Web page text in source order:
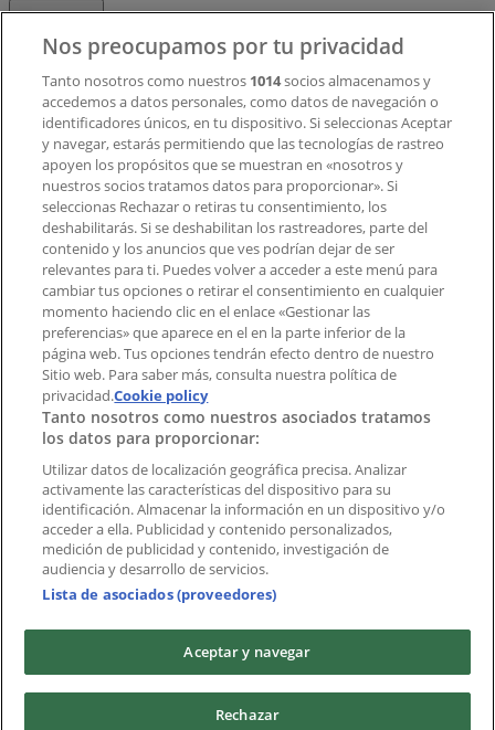
Contacto comercial y de marketing
Tienda mal colocada en el mapa
Notificar un folleto
¿Encontraste un problema en la web o en la
aplicación?
Índices
Marcas
Marcas locales
Negocios
Negocios cercanos
Productos
Productos locales
Ciudades
Descargar la APP Tiendeo
Copyright © Tiendeo ® 2026 · Shopfully Marketing S.L.U. –
Nos preocupamos por tu privacidad
Tanto nosotros como nuestros 1014socios almacenamos y
accedemos a datos personales, como datos de navegación o
identificadores únicos, en tu dispositivo. Si seleccionas Aceptar
y navegar, estarás permitiendo que las tecnologías de rastreo
apoyen los propósitos que se muestran en «nosotros y
nuestros socios tratamos datos para proporcionar». Si
seleccionas Rechazar o retiras tu consentimiento, los
deshabilitarás. Si se deshabilitan los rastreadores, parte del
contenido y los anuncios que ves podrían dejar de ser
relevantes para ti. Puedes volver a acceder a este menú para
cambiar tus opciones o retirar el consentimiento en cualquier
momento haciendo clic en el enlace «Gestionar las
preferencias» que aparece en el en la parte inferior de la
página web. Tus opciones tendrán efecto dentro de nuestro
Sitio web. Para saber más, consulta nuestra política de
privacidad.Cookie policy
Tanto nosotros como nuestros asociados tratamos
los datos para proporcionar:
Utilizar datos de localización geográfica precisa. Analizar
activamente las características del dispositivo para su
identificación. Almacenar la información en un dispositivo y/o
acceder a ella. Publicidad y contenido personalizados,
medición de publicidad y contenido, investigación de
audiencia y desarrollo de servicios.
Lista de asociados (proveedores)
Aceptar y navegar
Rechazar